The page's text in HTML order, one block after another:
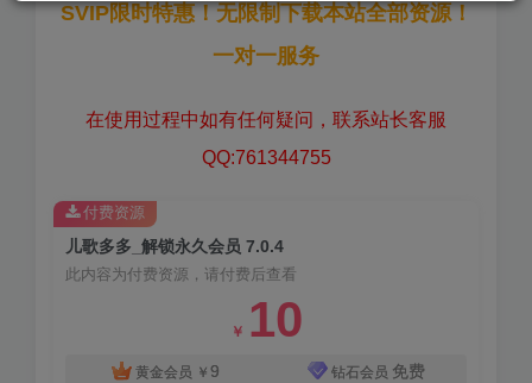
SVIP限时特惠！无限制下载本站全部资源！
一对一服务
在使用过程中如有任何疑问，联系站长客服
QQ:761344755
儿歌多多_解锁永久会员 7.0.4
此内容为付费资源，请付费后查看
￥ 10
黄金会员 ￥ 9 钻石会员 免费
付费资源